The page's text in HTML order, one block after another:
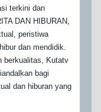
terkini dan
DAN HIBURAN,
peristiwa
dan mendidik.
berkualitas, Kutatv
bagi
dan hiburan yang